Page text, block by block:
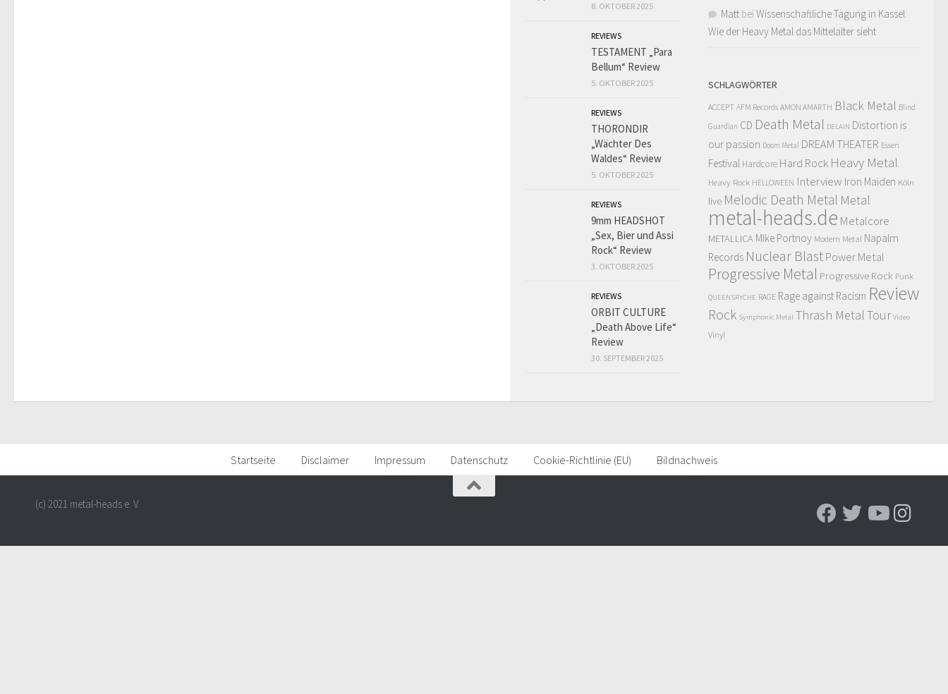
Matt bei Wissenschaftliche Tagung in Kassel:
Wie der Heavy Metal das Mittelalter sieht
SCHLAGWÖRTER
ACCEPT AFM Records AMON AMARTH Black Metal Blind
Guardian CD Death Metal DELAIN Distortion is
our passion Doom Metal DREAM THEATER Essen
Festival Hardcore Hard Rock Heavy Metal
Heavy Rock HELLOWEEN Interview Iron Maiden Köln
live Melodic Death Metal Metal
metal-heads.de Metalcore
METALLICA MIke Portnoy Modern Metal Napalm
Records Nuclear Blast Power Metal
Progressive Metal Progressive Rock Punk
QUEENSRYCHE RAGE Rage against Racism Review
Rock Symphonic Metal Thrash MetalTour Video
Vinyl
8. OKTOBER 2025
REVIEWS
TESTAMENT „Para
Bellum“ Review
5. OKTOBER 2025
REVIEWS
THORONDIR
„Wächter Des
Waldes“ Review
5. OKTOBER 2025
REVIEWS
9mm HEADSHOT
„Sex, Bier und Assi
Rock“ Review
3. OKTOBER 2025
REVIEWS
ORBIT CULTURE
„Death Above Life“
Review
30. SEPTEMBER 2025
Startseite Disclaimer Impressum Datenschutz Cookie-Richtlinie (EU) Bildnachweis
(c) 2021 metal-heads e. V.